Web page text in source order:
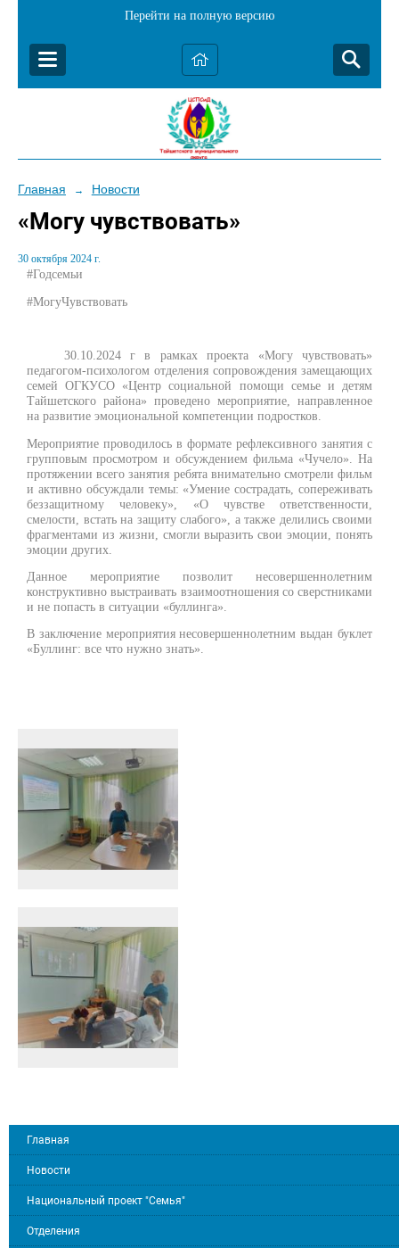
Перейти на полную версию
Главная → Новости
«Могу чувствовать»
30 октября 2024 г.
#Годсемьи
#МогуЧувствовать
30.10.2024 г в рамках проекта «Могу чувствовать»
педагогом-психологом отделения сопровождения замещающих
семей ОГКУСО «Центр социальной помощи семье и детям
Тайшетского района» проведено мероприятие, направленное
на развитие эмоциональной компетенции подростков.
Мероприятие проводилось в формате рефлексивного занятия с
групповым просмотром и обсуждением фильма «Чучело». На
протяжении всего занятия ребята внимательно смотрели фильм
и активно обсуждали темы: «Умение сострадать, сопереживать
беззащитному человеку», «О чувстве ответственности,
смелости, встать на защиту слабого», а также делились своими
фрагментами из жизни, смогли выразить свои эмоции, понять
эмоции других.
Данное мероприятие позволит несовершеннолетним
конструктивно выстраивать взаимоотношения со сверстниками
и не попасть в ситуации «буллинга».
В заключение мероприятия несовершеннолетним выдан буклет
«Буллинг: все что нужно знать».
Главная
Новости
Национальный проект "Семья"
Отделения